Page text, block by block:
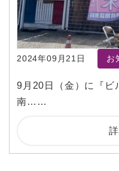
2024年09月21日 お
9月20日（金）に『ビ
南……